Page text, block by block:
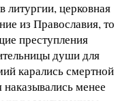
церковная
из Православия, то
преступления
души для
карались смертной
менее